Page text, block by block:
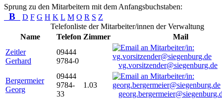
Sprung zu den Mitarbeitern mit dem Anfangsbuchstaben:
B D F G H K L M O R S Z
Telefonliste der Mitarbeiter/innen der Verwaltung
Name
Telefon Zimmer
Mail
Zeitler
Gerhard
09444
9784-0
vg.vorsitzender@siegenburg.de
Bergermeier
Georg
09444
9784-
33
1.03